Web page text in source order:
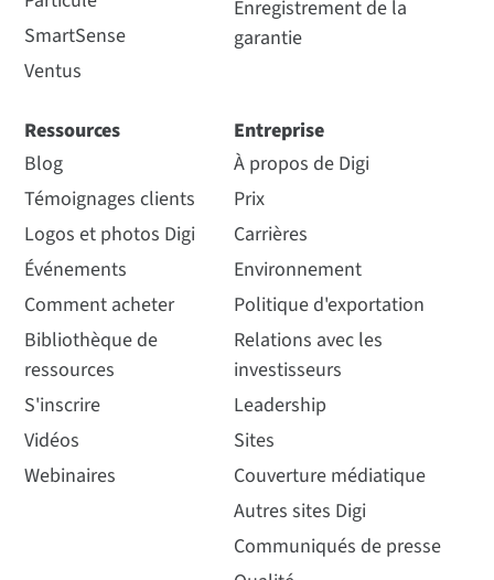
SmartSense
Ventus
Enregistrement de la
garantie
Ressources
Blog
Témoignages clients
Logos et photos Digi
Événements
Comment acheter
Bibliothèque de
ressources
S'inscrire
Vidéos
Webinaires
Entreprise
À propos de Digi
Prix
Carrières
Environnement
Politique d'exportation
Relations avec les
investisseurs
Leadership
Sites
Couverture médiatique
Autres sites Digi
Communiqués de presse